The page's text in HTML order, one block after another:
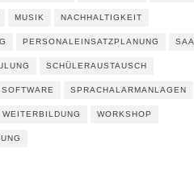
MUSIK NACHHALTIGKEIT
PERSONALEINSATZPLANUNG SAA
SCHÜLERAUSTAUSCH
SOFTWARE SPRACHALARMANLAGEN
WEITERBILDUNG WORKSHOP